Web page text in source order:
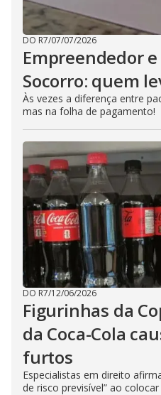
DO R7/07/07/2026
Empreendedor
Socorro: quem
Às vezes a diferença entre
mas na folha de pagamento!
DO R7/12/06/2026
Figurinhas da
da Coca-Cola
furtos
Especialistas em direito
de risco previsível” ao